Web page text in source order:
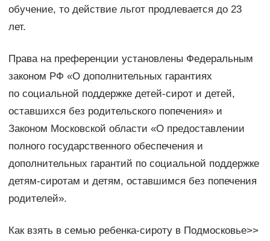
обучение, то действие льгот продлевается до 23
лет.
Права на преференции установлены Федеральным
законом РФ «О дополнительных гарантиях
по социальной поддержке детей-сирот и детей,
оставшихся без родительского попечения» и
Законом Московской области «О предоставлении
полного государственного обеспечения и
дополнительных гарантий по социальной поддержке
детям-сиротам и детям, оставшимся без попечения
родителей».
Как взять в семью ребенка-сироту в Подмосковье>>